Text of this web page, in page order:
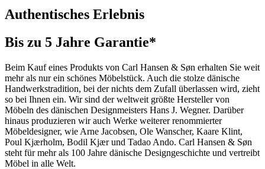
Authentisches Erlebnis
Bis zu 5 Jahre Garantie*
Beim Kauf eines Produkts von Carl Hansen & Søn erhalten Sie weit
mehr als nur ein schönes Möbelstück. Auch die stolze dänische
Handwerkstradition, bei der nichts dem Zufall überlassen wird, zieht
so bei Ihnen ein. Wir sind der weltweit größte Hersteller von
Möbeln des dänischen Designmeisters Hans J. Wegner. Darüber
hinaus produzieren wir auch Werke weiterer renommierter
Möbeldesigner, wie Arne Jacobsen, Ole Wanscher, Kaare Klint,
Poul Kjærholm, Bodil Kjær und Tadao Ando. Carl Hansen & Søn
steht für mehr als 100 Jahre dänische Designgeschichte und vertreibt
Möbel in alle Welt.